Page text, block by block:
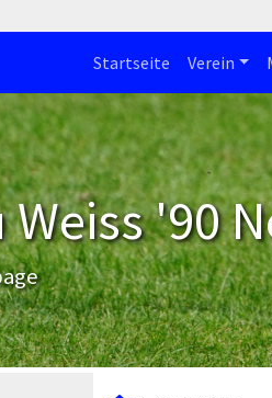
Startseite Verein
Weiss '90